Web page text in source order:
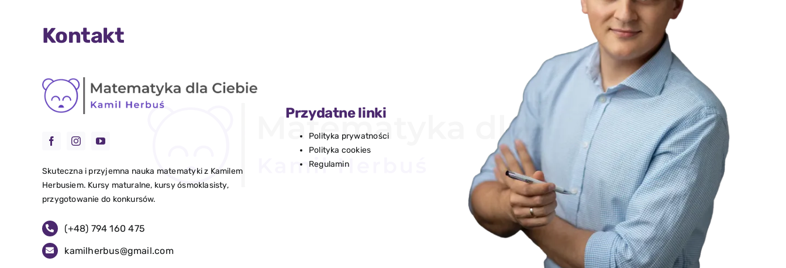
Kontakt
Skuteczna i przyjemna nauka matematyki z Kamilem
Herbusiem. Kursy maturalne, kursy ósmoklasisty,
przygotowanie do konkursów.
(+48) 794 160 475
kamilherbus@gmail.com
Przydatne linki
Polityka prywatności
Polityka cookies
Regulamin